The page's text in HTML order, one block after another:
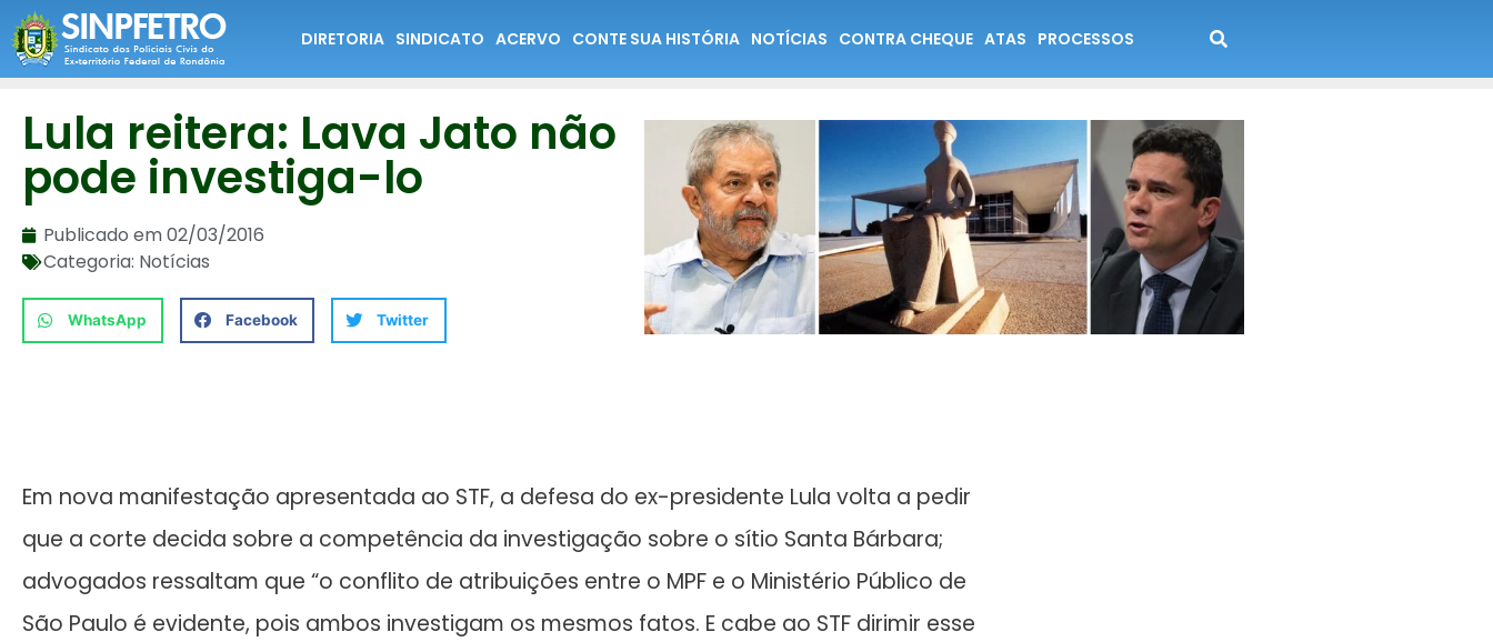
DIRETORIA SINDICATO ACERVO CONTE SUA HISTÓRIA NOTÍCIAS CONTRA CHEQUE ATAS PROCESSOS
Lula reitera: Lava Jato não
pode investiga-lo
Publicado em02/03/2016
Categoria: Notícias
WhatsApp Facebook Twitter
Em nova manifestação apresentada ao STF, a defesa do ex-presidente Lula volta a pedir
que a corte decida sobre a competência da investigação sobre o sítio Santa Bárbara;
advogados ressaltam que “o conflito de atribuições entre o MPF e o Ministério Público de
São Paulo é evidente, pois ambos investigam os mesmos fatos. E cabe ao STF dirimir esse